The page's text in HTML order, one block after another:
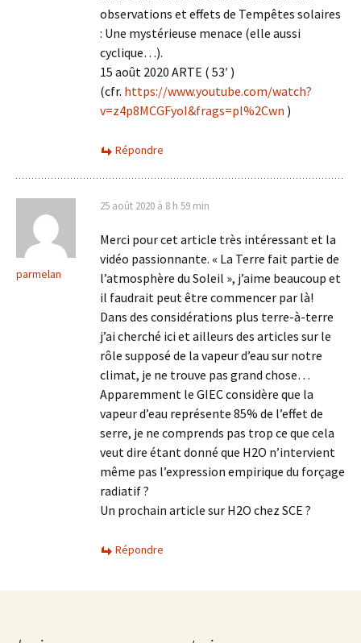
observations et effets de Tempêtes solaires
: Une mystérieuse menace (elle aussi
cyclique…).
15 août 2020 ARTE ( 53′ )
(cfr. https://www.youtube.com/watch?
v=z4p8MCGFyoI&frags=pl%2Cwn )
Répondre
parmelan
25 août 2020 à 8 h 59 min
Merci pour cet article très intéressant et la
vidéo passionnante. « La Terre fait partie de
l’atmosphère du Soleil », j’aime beaucoup et
il faudrait peut être commencer par là!
Dans des considérations plus terre-à-terre
j’ai cherché ici et ailleurs des articles sur le
rôle supposé de la vapeur d’eau sur notre
climat, je ne trouve pas grand chose…
Apparemment le GIEC considère que la
vapeur d’eau représente 85% de l’effet de
serre, je ne comprends pas trop ce que cela
veut dire étant donné que H2O n’intervient
même pas l’expression empirique du forçage
radiatif ?
Un prochain article sur H2O chez SCE ?
Répondre